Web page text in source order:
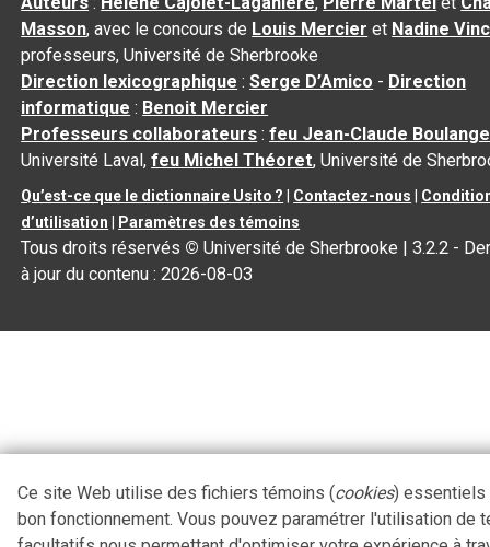
Masson, avec le concours de Louis Mercier et Nadine
professeurs, Université de Sherbrooke
Direction lexicographique :Serge D’Amico - Direction
informatique : Benoit Mercier
Professeurs collaborateurs :feu Jean-Claude
Université Laval,feu Michel Théoret, Université de
Qu’est-ce que le dictionnaire Usito ? Contactez-nous
d’utilisation
Paramètres des témoins
Tous droits réservés © Université de Sherbrooke |3.2.2 -
à jour du contenu :2026-08-03
Ce site Web utilise des fichiers témoins (cookies) essentiels
bon fonctionnement. Vous pouvez paramétrer l'utilisation de